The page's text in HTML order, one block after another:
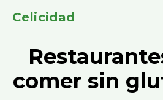
Celicidad
comer sin